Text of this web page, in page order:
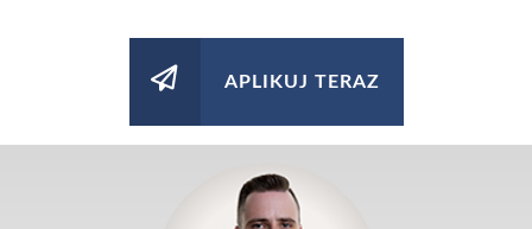
APLIKUJ TERAZ